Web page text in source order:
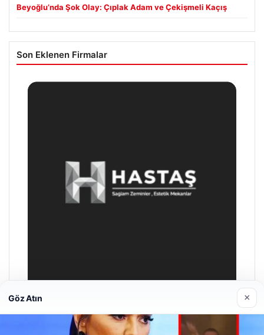
Beyoğlu’nda Şok Olay: Çıplak Adam ve Çekişmeli Kaçış
Son Eklenen Firmalar
Hastaş Beton
Göz Atın ×